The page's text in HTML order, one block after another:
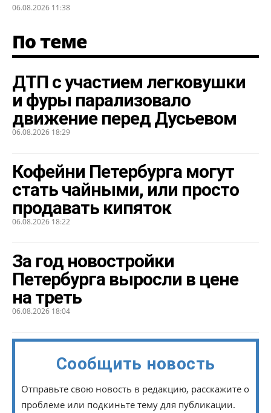
06.08.2026 11:38
По теме
ДТП с участием легковушки
и фуры парализовало
движение перед Дусьевом
06.08.2026 18:29
Кофейни Петербурга могут
стать чайными, или просто
продавать кипяток
06.08.2026 18:22
За год новостройки
Петербурга выросли в цене
на треть
06.08.2026 18:04
Сообщить новость
Отправьте свою новость в редакцию, расскажите о
проблеме или подкиньте тему для публикации.